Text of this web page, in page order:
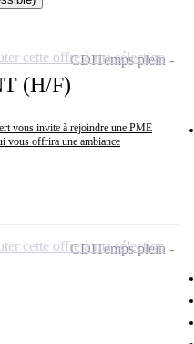
(H/F)
vous invite à rejoindre une PME
vous offrira une ambiance
CDITemps plein
cette offre à ma sélection
CDITemps plein
cette offre à ma sélection